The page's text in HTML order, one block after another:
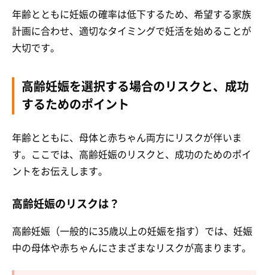
年齢とともに妊娠の確率は低下するため、希望する家族
計画に合わせ、適切なタイミングで妊活を始めることが
大切です。
高齢妊娠を選択する場合のリスクと、成功
するためのポイント
年齢とともに、母体と赤ちゃん両方にリスクが伴いま
す。ここでは、高齢妊娠のリスクと、成功のためのポイ
ントをお伝えします。
高齢妊娠のリスクは？
高齢妊娠（一般的に35歳以上の妊娠を指す）では、妊娠
中の母体や赤ちゃんにさまざまなリスクが高まります。